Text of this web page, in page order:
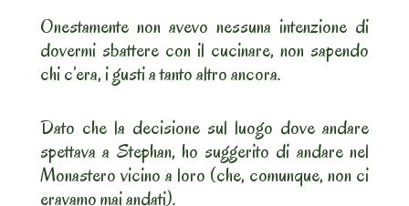
Onestamente non avevo nessuna intenzione di
dovermi sbattere con il cucinare, non sapendo
chi c’era, i gusti a tanto altro ancora.
Dato che la decisione sul luogo dove andare
spettava a Stephan, ho suggerito di andare nel
Monastero vicino a loro (che, comunque, non ci
eravamo mai andati).